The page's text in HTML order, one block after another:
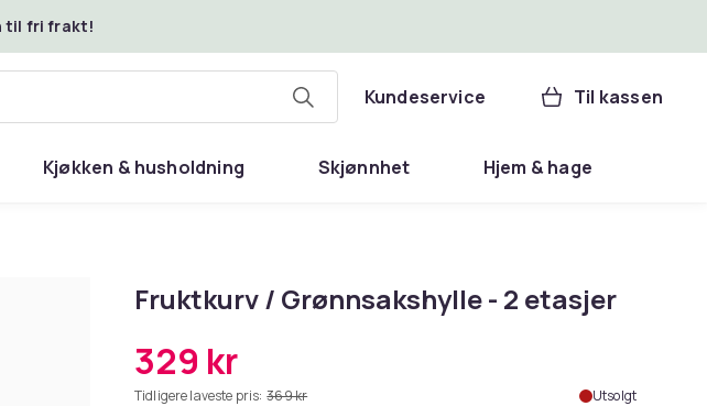
til fri frakt!
Kundeservice Til kassen
Kjøkken & husholdning Skjønnhet Hjem & hage
Fruktkurv / Grønnsakshylle - 2 etasjer
329 kr
Tidligere laveste pris: 369 kr Utsolgt